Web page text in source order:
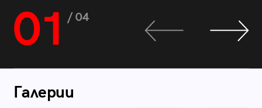
01 / 04
Галерии